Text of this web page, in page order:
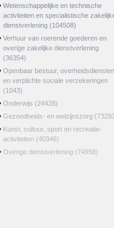
Wetenschappelijke en technische
activiteiten en specialistische
dienstverlening (104508)
Verhuur van roerende goederen en
overige zakelijke dienstverlening
(36354)
Openbaar bestuur, overheidsdiensten
en verplichte sociale verzekeringen
(1043)
Onderwijs (24428)
Gezondheids- en welzijnszorg
Kunst, cultuur, sport en recreatie-
activiteiten (40346)
Overige dienstverlening (74958)